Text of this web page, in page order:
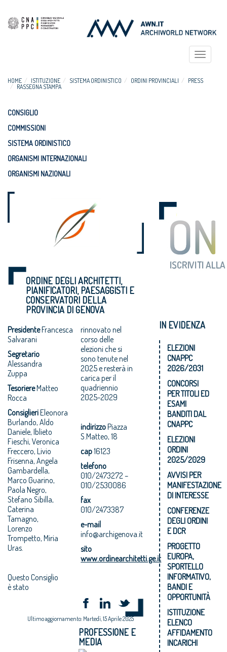
Toggle
HOME ISTITUZIONE SISTEMA ORDINISTICO ORDINI PROVINCIALI
PRESS
RASSEGNA STAMPA
CONSIGLIO
COMMISSIONI
SISTEMA ORDINISTICO
ORGANISMI INTERNAZIONALI
ORGANISMI NAZIONALI
ORDINE DEGLI ARCHITETTI,
PIANIFICATORI, PAESAGGISTI E
CONSERVATORI DELLA
PROVINCIA DI GENOVA
PresidenteFrancesca
Salvarani
Segretario
Alessandra
Zuppa
TesoriereMatteo
Rocca
ConsiglieriEleonora
Burlando, Aldo
Daniele, Iblieto
Fieschi, Veronica
Freccero, Livio
Frisenna, Angela
Gambardella,
Marco Guarino,
Paola Negro,
Stefano Sibilla,
Caterina
Tamagno,
Lorenzo
Trompetto, Miria
Uras.
Questo Consiglio
è stato
rinnovato nel
corso delle
elezioni che si
sono tenute nel
2025 e resterà in
carica per il
quadriennio
2025-2029
indirizzoPiazza
S.Matteo, 18
cap16123
telefono
010/2473272 –
010/2530086
fax
010/2473387
e-mail
info@archigenova.it
sito
www.ordinearchitetti.ge.it
Ultimo aggiornamento: Martedì, 15 Aprile 2025
PROFESSIONE E
MEDIA
IN EVIDENZA
ELEZIONI
CNAPPC
2026/2031
CONCORSI
PER TITOLI ED
ESAMI
BANDITI DAL
CNAPPC
ELEZIONI
ORDINI
2025/2029
AVVISI PER
MANIFESTAZIONE
DI INTERESSE
CONFERENZE
DEGLI ORDINI
E DCR
PROGETTO
EUROPA,
SPORTELLO
INFORMATIVO,
BANDI E
OPPORTUNITÀ
ISTITUZIONE
ELENCO
AFFIDAMENTO
INCARICHI